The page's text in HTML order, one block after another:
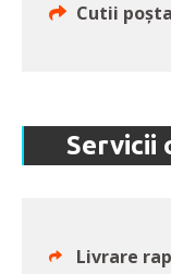
Cutii
Servicii
Livrare